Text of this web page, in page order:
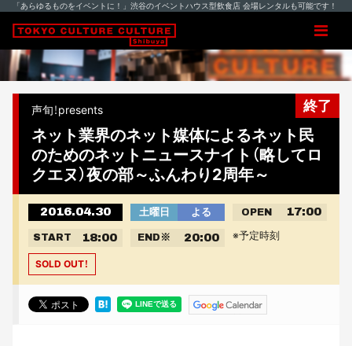
「あらゆるものをイベントに！」渋谷のイベントハウス型飲食店 会場レンタルも可能です！
終了
声旬！presents
ネット業界のネット媒体によるネット民
のためのネットニュースナイト（略してロ
クエヌ）夜の部～ふんわり2周年～
2016.04.30 土曜日 よる OPEN 17:00
START 18:00 END ※ 20:00 ※予定時刻
SOLD OUT！